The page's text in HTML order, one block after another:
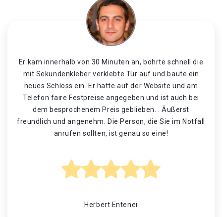
Er kam innerhalb von 30 Minuten an, bohrte schnell die
mit Sekundenkleber verklebte Tür auf und baute ein
neues Schloss ein. Er hatte auf der Website und am
Telefon faire Festpreise angegeben und ist auch bei
dem besprochenem Preis geblieben. . Äußerst
freundlich und angenehm. Die Person, die Sie im Notfall
anrufen sollten, ist genau so eine!
Herbert Entenei